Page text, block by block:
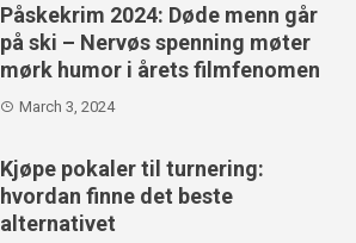
Påskekrim 2024: Døde menn går
på ski – Nervøs spenning møter
mørk humor i årets filmfenomen
March 3, 2024
Kjøpe pokaler til turnering:
hvordan finne det beste
alternativet